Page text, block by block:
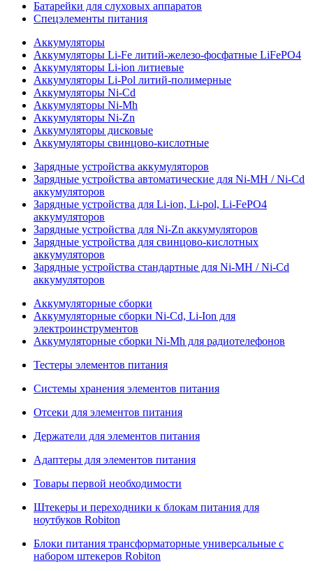
Батарейки для слуховых аппаратов
Спецэлементы питания
Аккумуляторы
Аккумуляторы Li-Fe литий-железо-фосфатные LiFePO4
Аккумуляторы Li-ion литиевые
Аккумуляторы Li-Pol литий-полимерные
Аккумуляторы Ni-Cd
Аккумуляторы Ni-Mh
Аккумуляторы Ni-Zn
Аккумуляторы дисковые
Аккумуляторы свинцово-кислотные
Зарядные устройства аккумуляторов
Зарядные устройства автоматические для Ni-MH / Ni-Cd
аккумуляторов
Зарядные устройства для Li-ion, Li-pol, Li-FePO4
аккумуляторов
Зарядные устройства для Ni-Zn аккумуляторов
Зарядные устройства для свинцово-кислотных
аккумуляторов
Зарядные устройства стандартные для Ni-MH / Ni-Cd
аккумуляторов
Аккумуляторные сборки
Аккумуляторные сборки Ni-Cd, Li-Ion для
электроинструментов
Аккумуляторные сборки Ni-Mh для радиотелефонов
Тестеры элементов питания
Системы хранения элементов питания
Отсеки для элементов питания
Держатели для элементов питания
Адаптеры для элементов питания
Товары первой необходимости
Штекеры и переходники к блокам питания для
ноутбуков Robiton
Блоки питания трансформаторные универсальные с
набором штекеров Robiton